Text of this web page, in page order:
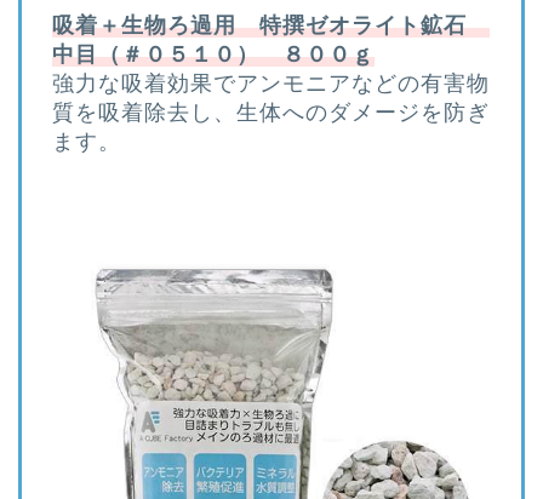
吸着＋生物ろ過用 特撰ゼオライト鉱石
中目（＃０５１０） ８００ｇ
強力な吸着効果でアンモニアなどの有害物
質を吸着除去し、生体へのダメージを防ぎ
ます。